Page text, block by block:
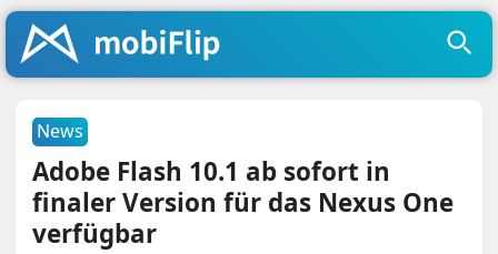
News
Adobe Flash 10.1 ab sofort in
finaler Version für das Nexus One
verfügbar